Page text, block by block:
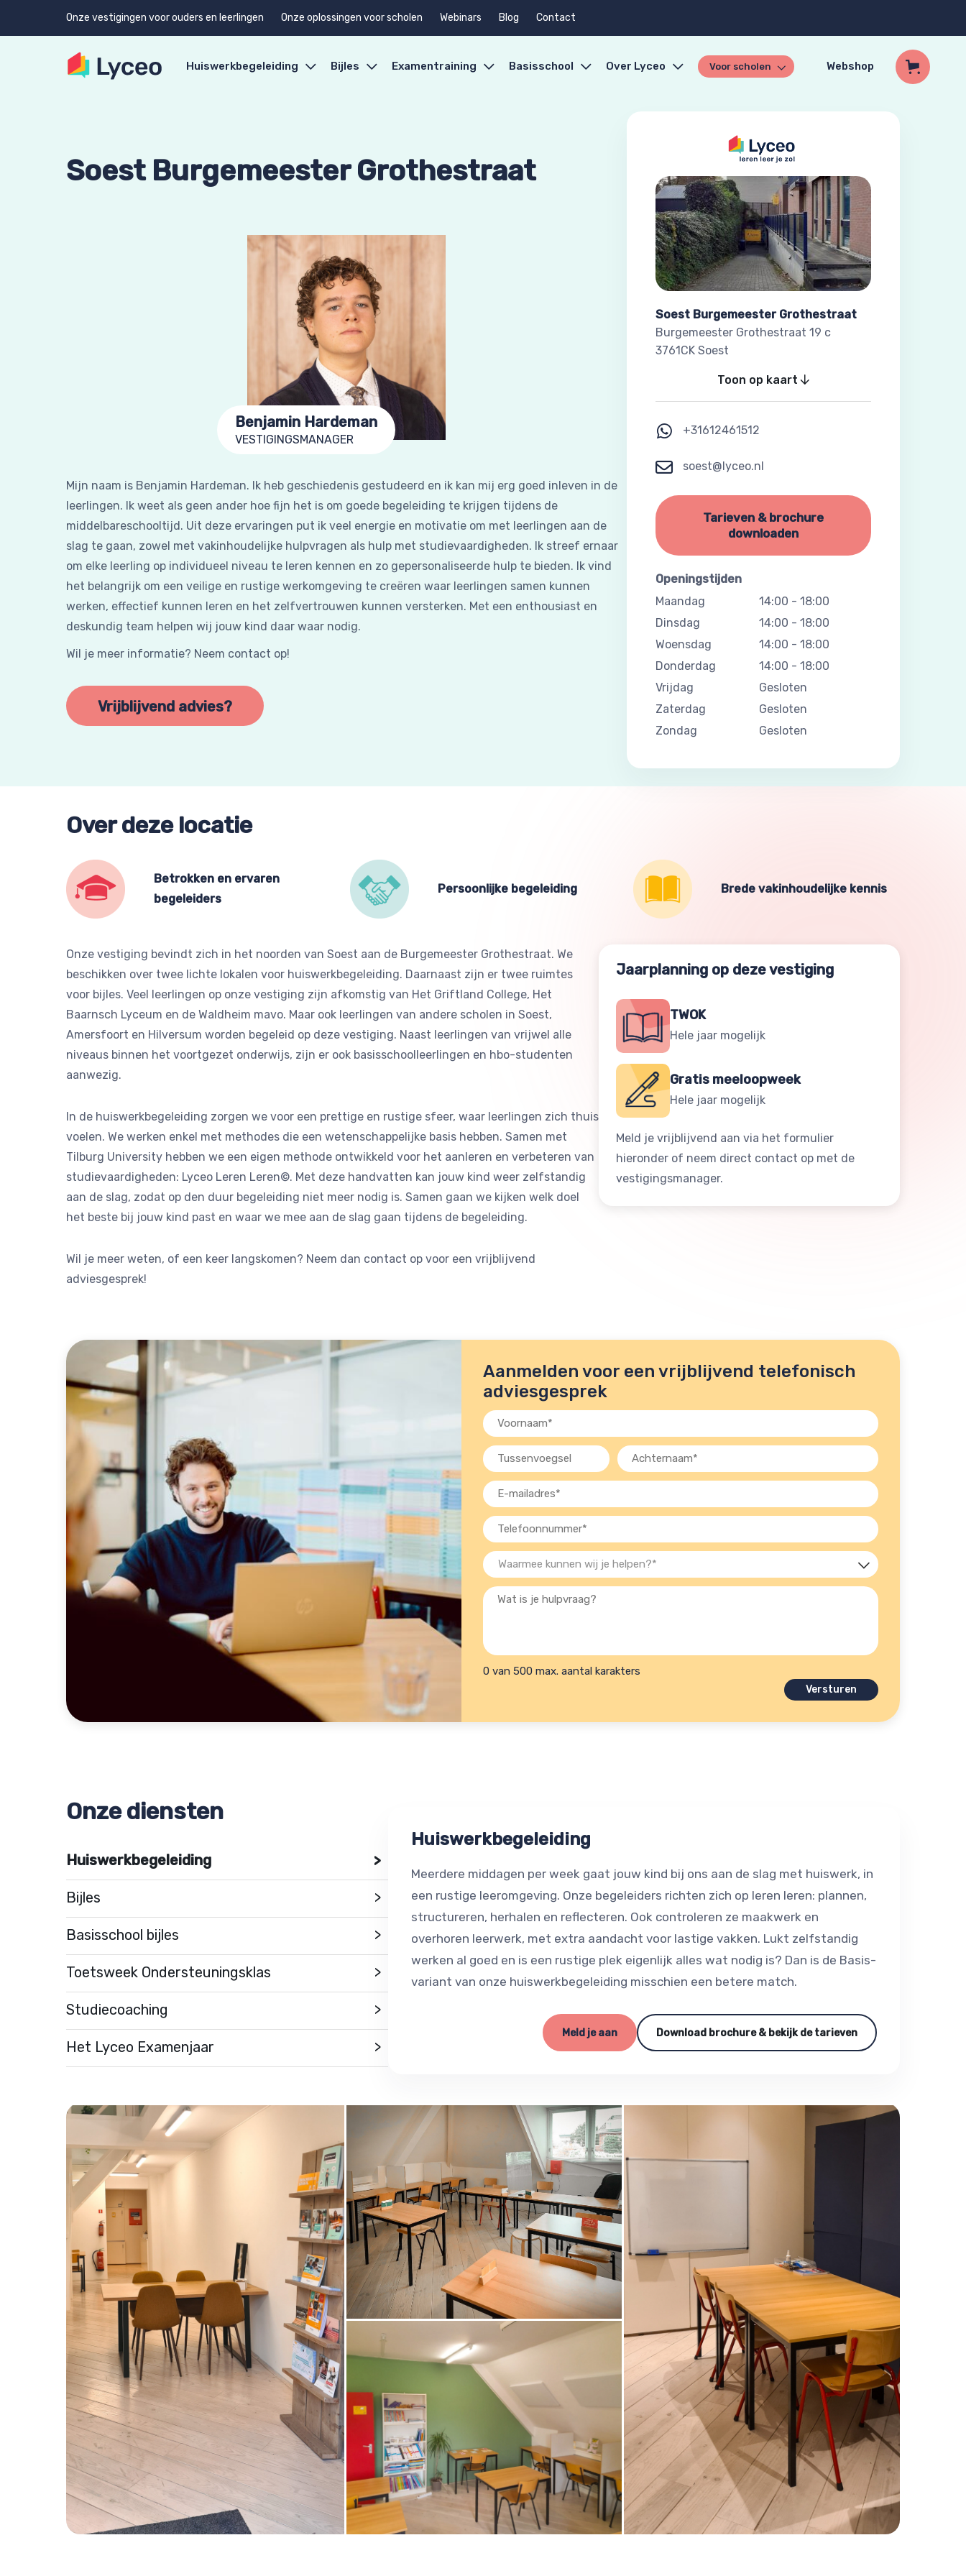
Onze vestigingen voor ouders en leerlingen Onze oplossingen voor scholen Webinars Blog Contact
Huiswerkbegeleiding Bijles Examentraining Basisschool Over Lyceo Voor scholen Webshop
Soest Burgemeester Grothestraat
Benjamin Hardeman
VESTIGINGSMANAGER
Mijn naam is Benjamin Hardeman. Ik heb geschiedenis gestudeerd en ik kan mij erg goed inleven in de
leerlingen. Ik weet als geen ander hoe fijn het is om goede begeleiding te krijgen tijdens de
middelbareschooltijd. Uit deze ervaringen put ik veel energie en motivatie om met leerlingen aan de
slag te gaan, zowel met vakinhoudelijke hulpvragen als hulp met studievaardigheden. Ik streef ernaar
om elke leerling op individueel niveau te leren kennen en zo gepersonaliseerde hulp te bieden. Ik vind
het belangrijk om een veilige en rustige werkomgeving te creëren waar leerlingen samen kunnen
werken, effectief kunnen leren en het zelfvertrouwen kunnen versterken. Met een enthousiast en
deskundig team helpen wij jouw kind daar waar nodig.
Wil je meer informatie? Neem contact op!
Vrijblijvend advies?
Soest Burgemeester Grothestraat
Burgemeester Grothestraat 19 c
3761CK Soest
Toon op kaart
+31612461512
soest@lyceo.nl
Tarieven & brochure
downloaden
Openingstijden
Maandag
14:00 - 18:00
Dinsdag
14:00 - 18:00
Woensdag
14:00 - 18:00
Donderdag
14:00 - 18:00
Vrijdag
Gesloten
Zaterdag
Gesloten
Zondag
Gesloten
Over deze locatie
Betrokken en ervaren
begeleiders
Persoonlijke begeleiding Brede vakinhoudelijke kennis
Onze vestiging bevindt zich in het noorden van Soest aan de Burgemeester Grothestraat. We
beschikken over twee lichte lokalen voor huiswerkbegeleiding. Daarnaast zijn er twee ruimtes
voor bijles. Veel leerlingen op onze vestiging zijn afkomstig van Het Griftland College, Het
Baarnsch Lyceum en de Waldheim mavo. Maar ook leerlingen van andere scholen in Soest,
Amersfoort en Hilversum worden begeleid op deze vestiging. Naast leerlingen van vrijwel alle
niveaus binnen het voortgezet onderwijs, zijn er ook basisschoolleerlingen en hbo-studenten
aanwezig.
In de huiswerkbegeleiding zorgen we voor een prettige en rustige sfeer, waar leerlingen zich thuis
voelen. We werken enkel met methodes die een wetenschappelijke basis hebben. Samen met
Tilburg University hebben we een eigen methode ontwikkeld voor het aanleren en verbeteren van
studievaardigheden: Lyceo Leren Leren©. Met deze handvatten kan jouw kind weer zelfstandig
aan de slag, zodat op den duur begeleiding niet meer nodig is. Samen gaan we kijken welk doel
het beste bij jouw kind past en waar we mee aan de slag gaan tijdens de begeleiding.
Wil je meer weten, of een keer langskomen? Neem dan contact op voor een vrijblijvend
adviesgesprek!
Jaarplanning op deze vestiging
TWOK
Hele jaar mogelijk
Gratis meeloopweek
Hele jaar mogelijk
Meld je vrijblijvend aan via het formulier
hieronder of neem direct contact op met de
vestigingsmanager.
Aanmelden voor een vrijblijvend telefonisch
adviesgesprek
Voornaam
(Vereist)
Tussenvoegsel Achternaam
(Vereist)
E-
mailadres
(Vereist)
Telefoon
(Vereist)
Waarmee
kunnen
wij
(Vereist)
Wat
hulpvraag?
0 van 500 max. aantal karakters
Onze diensten
Huiswerkbegeleiding >
Bijles >
Basisschool bijles >
Toetsweek Ondersteuningsklas >
Studiecoaching >
Het Lyceo Examenjaar >
Huiswerkbegeleiding
Meerdere middagen per week gaat jouw kind bij ons aan de slag met huiswerk, in
een rustige leeromgeving. Onze begeleiders richten zich op leren leren: plannen,
structureren, herhalen en reflecteren. Ook controleren ze maakwerk en
overhoren leerwerk, met extra aandacht voor lastige vakken. Lukt zelfstandig
werken al goed en is een rustige plek eigenlijk alles wat nodig is? Dan is de Basis-
variant van onze huiswerkbegeleiding misschien een betere match.
Meld je aan Download brochure & bekijk de tarieven